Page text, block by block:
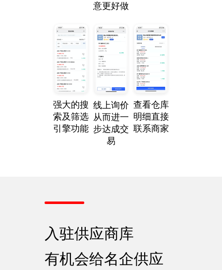
意更好做
强大的搜
索及筛选
引擎功能
线上询价
从而进一
步达成交
易
查看仓库
明细直接
联系商家
入驻供应商库
有机会给名企供应